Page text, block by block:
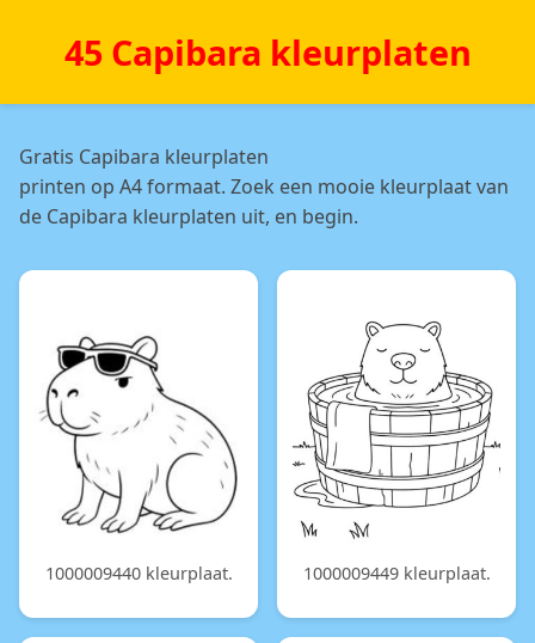
45 Capibara kleurplaten
Gratis Capibara kleurplaten
printen op A4 formaat. Zoek een mooie kleurplaat van
de Capibara kleurplaten uit, en begin.
1000009440 kleurplaat. 1000009449 kleurplaat.